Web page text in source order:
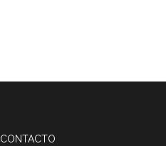
CONTACTO